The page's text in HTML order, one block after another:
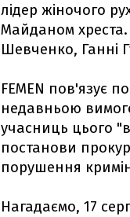
лідер жіночого
Майданом хреста.
Шевченко, Ганні
FEMEN пов'язує
недавньою
учасниць цього
постанови
порушення
Нагадаємо, 17